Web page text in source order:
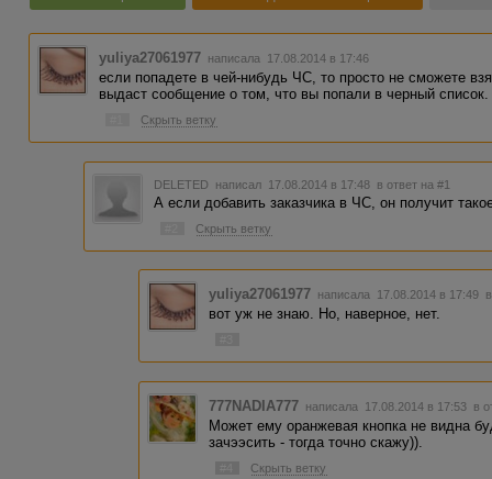
yuliya27061977 написала 17.08.2014 в 17:46
если попадете в чей-нибудь ЧС, то просто не сможете
выдаст сообщение о том, что вы попали в черный список.
Скрыть ветку
DELETED написал 17.08.2014 в 17:48 в ответ на #1
А если добавить заказчика в ЧС, он получит
Скрыть ветку
yuliya27061977 написала 17.08.2014 в 17:49
вот уж не знаю. Но, наверное, нет.
777NADIA777 написала 17.08.2014 в 17:53 в
Может ему оранжевая кнопка не видна
зачээсить - тогда точно скажу)).
Скрыть ветку